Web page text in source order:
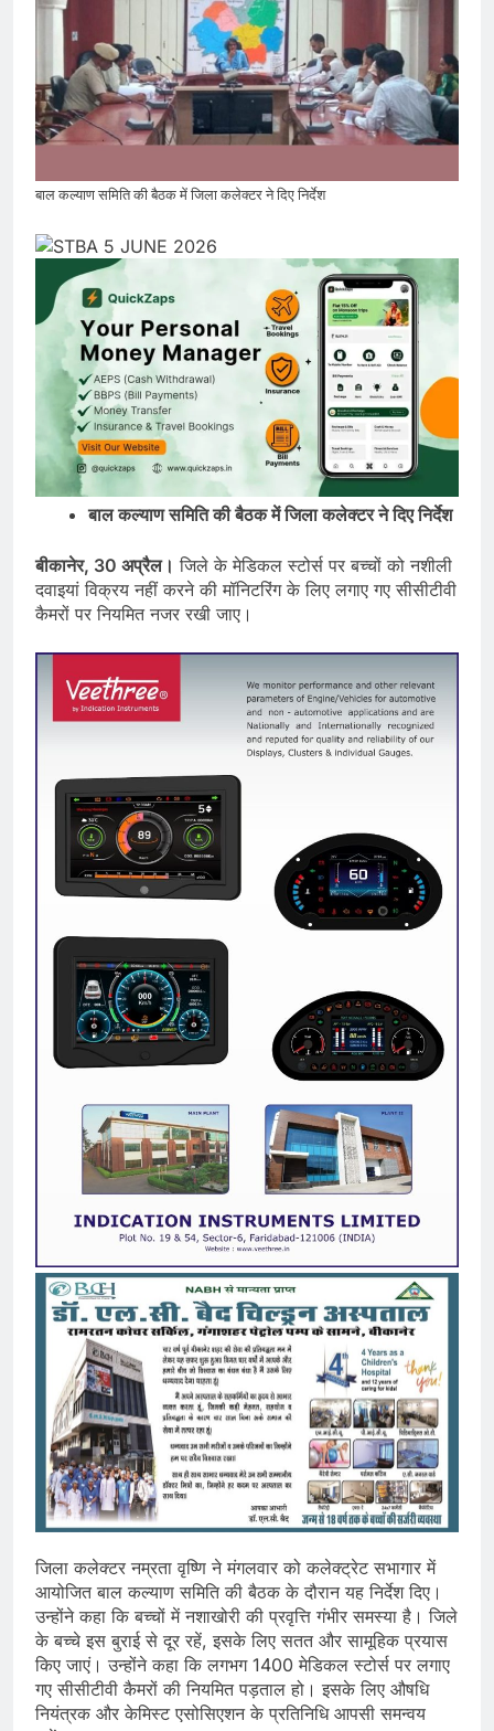
बाल कल्याण समिति की बैठक में जिला कलेक्टर ने दिए निर्देश
बाल कल्याण समिति की बैठक में जिला कलेक्टर ने दिए निर्देश
बीकानेर, 30 अप्रैल। जिले के मेडिकल स्टोर्स पर बच्चों को नशीली
दवाइयां विक्रय नहीं करने की मॉनिटरिंग के लिए लगाए गए सीसीटीवी
कैमरों पर नियमित नजर रखी जाए।
जिला कलेक्टर नम्रता वृष्णि ने मंगलवार को कलेक्ट्रेट सभागार में
आयोजित बाल कल्याण समिति की बैठक के दौरान यह निर्देश दिए।
उन्होंने कहा कि बच्चों में नशाखोरी की प्रवृत्ति गंभीर समस्या है। जिले
के बच्चे इस बुराई से दूर रहें, इसके लिए सतत और सामूहिक प्रयास
किए जाएं। उन्होंने कहा कि लगभग 1400 मेडिकल स्टोर्स पर लगाए
गए सीसीटीवी कैमरों की नियमित पड़ताल हो। इसके लिए औषधि
नियंत्रक और केमिस्ट एसोसिएशन के प्रतिनिधि आपसी समन्वय